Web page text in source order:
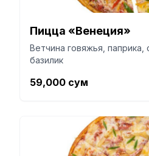
Пицца «Венеция»
Ветчина говяжья, паприка,
базилик
59,000 сум